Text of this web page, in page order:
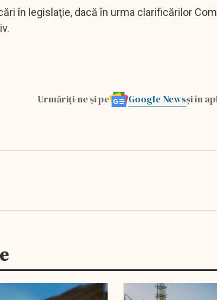
în legislaţie, dacă în urma clarificărilor
Urmăriți-ne și pe Google Newsși în